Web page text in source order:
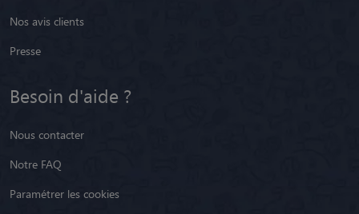
Nos avis clients
Presse
Besoin d'aide ?
Nous contacter
Notre FAQ
Paramétrer les cookies